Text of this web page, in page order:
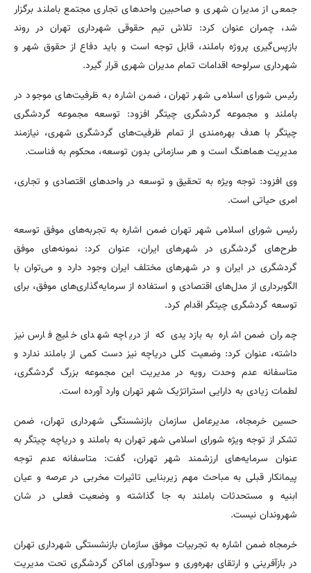
جمعی از مدیران شهری و صاحبین واحدهای تجاری مجتمع باملند برگزار
شد، چمران عنوان کرد: تلاش تیم حقوقی شهرداری تهران در روند
بازپس‌گیری پروژه باملند، قابل توجه است و باید دفاع از حقوق شهر و
شهرداری سرلوحه‌ اقدامات تمام مدیران شهری قرار گیرد.
رئیس شورای اسلامی شهر تهران، ضمن اشاره به ظرفیت‌های موجود در
باملند و مجموعه گردشگری چیتگر افزود: توسعه مجموعه گردشگری
چیتگر با هدف بهره‌مندی از تمام ظرفیت‌های گردشگری شهری، نیازمند
مدیریت هماهنگ است و هر سازمانی بدون توسعه، محکوم به فناست.
وی افزود: توجه ویژه به تحقیق و توسعه در واحدهای اقتصادی و تجاری،
امری حیاتی است.
رئیس شورای اسلامی شهر تهران ضمن اشاره به تجربه‌های موفق توسعه
طرح‌های گردشگری در شهرهای ایران، عنوان کرد: نمونه‌های موفق
گردشگری در ایران و در شهرهای مختلف ایران وجود دارد و می‌توان با
الگوبرداری از مدل‌های اقتصادی و استفاده از سرمایه‌گذاری‌های موفق، برای
توسعه گردشگری چیتگر اقدام کرد.
چمران ضمن اشاره به بازدیدی که از دریاچه شهدای خلیج فارس نیز
داشته، عنوان کرد: وضعیت کلی دریاچه نیز دست کمی از باملند ندارد و
متاسفانه عدم وحدت رویه در مدیریت این مجموعه‌ بزرگ گردشگری،
لطمات زیادی به دارایی استراتژیک شهر تهران وارد آورده است.
حسین خرمجاه، مدیرعامل سازمان بازنشستگی شهرداری تهران، ضمن
تشکر از توجه ویژه‌ شورای اسلامی شهر تهران به باملند و دریاچه چیتگر به
عنوان سرمایه‌های ارزشمند شهر تهران، گفت: متاسفانه عدم توجه
پیمانکار قبلی به مباحث مهم زیربنایی تاثیرات مخربی در عرصه و عیان
ابنیه و مستحدثات باملند به جا گذاشته و وضعیت فعلی در شان
شهروندان نیست.
خرمجاه ضمن اشاره به تجربیات موفق سازمان بازنشستگی شهرداری تهران
در بازآفرینی و ارتقای بهره‌وری و سودآوری اماکن گردشگری تحت مدیریت